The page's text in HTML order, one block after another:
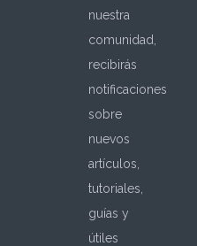
nuestra
comunidad,
recibirás
notificaciones
sobre
nuevos
artículos,
tutoriales,
guías y
útiles